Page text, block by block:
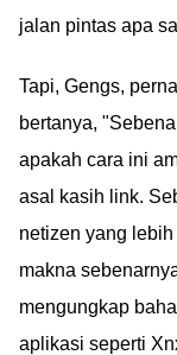
jalan pintas apa
Tapi, Gengs,
bertanya,
apakah cara ini
asal kasih link.
netizen yang
makna
mengungkap
aplikasi seperti